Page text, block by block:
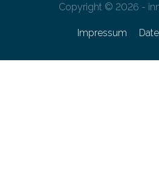
Copyright © 2026 -
Impressum